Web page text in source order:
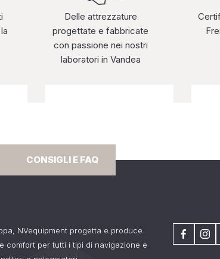
Delle attrezzature
progettate e fabbricate
con passione nei nostri
laboratori in Vandea
CONSIGLI E FAQ
NVequipment progetta e produce
comfort per tutti i tipi di navigazione e